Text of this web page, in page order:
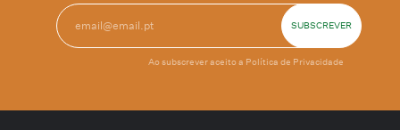
Ao subscrever aceito a Política de Privacidade